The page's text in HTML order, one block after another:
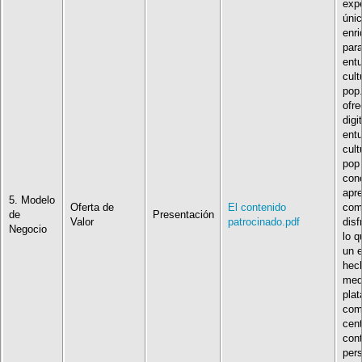
5. Modelo
de
Negocio
Oferta de
Valor
Presentación
El contenido
patrocinado.pdf
pop
lo
un